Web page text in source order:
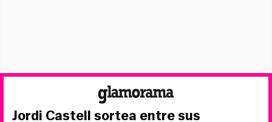
Jordi Castell sortea entre sus